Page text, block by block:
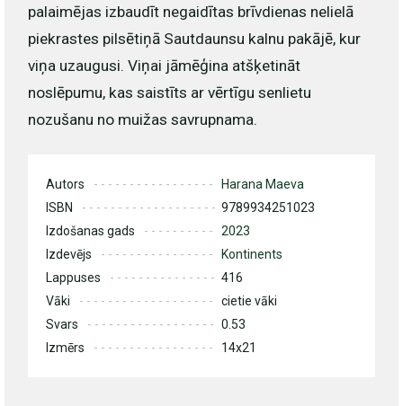
palaimējas izbaudīt negaidītas brīvdienas nelielā
piekrastes pilsētiņā Sautdaunsu kalnu pakājē, kur
viņa uzaugusi. Viņai jāmēģina atšķetināt
noslēpumu, kas saistīts ar vērtīgu senlietu
nozušanu no muižas savrupnama.
Autors
Harana Maeva
ISBN
9789934251023
Izdošanas gads
2023
Izdevējs
Kontinents
Lappuses
416
Vāki
cietie vāki
Svars
0.53
Izmērs
14x21